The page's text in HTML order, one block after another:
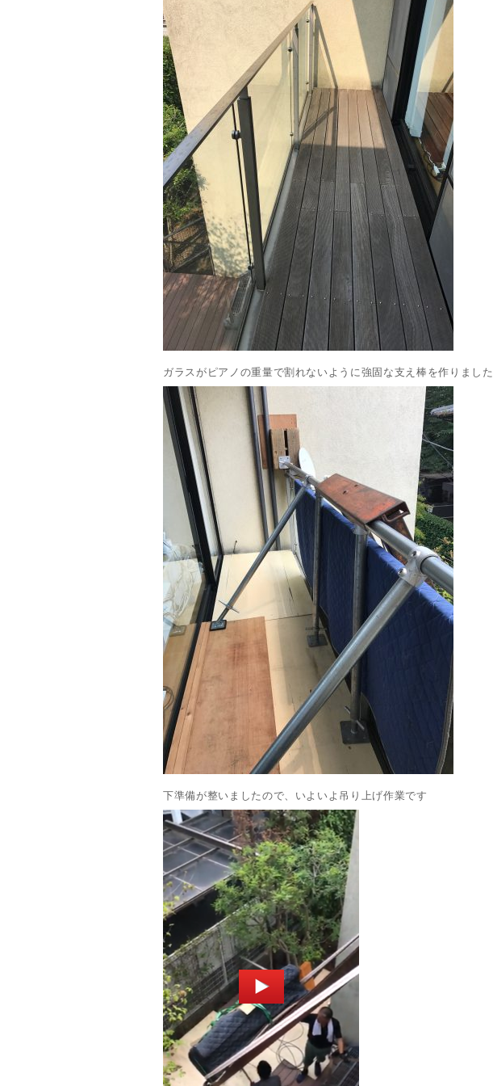
ガラスがピアノの重量で割れないように強固な支え棒を作りました
下準備が整いましたので、いよいよ吊り上げ作業です